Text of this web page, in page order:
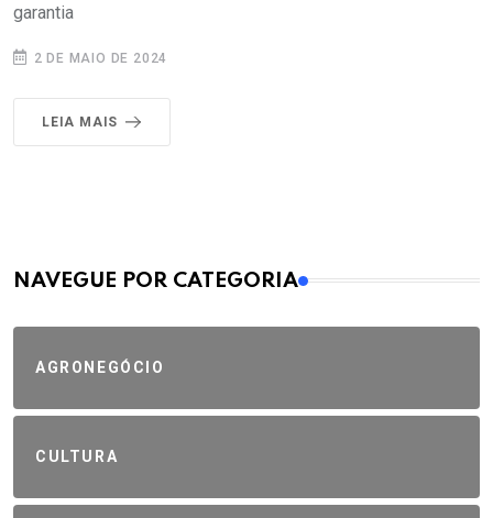
garantia
2 DE MAIO DE 2024
LEIA MAIS
MAIS VISTOS
NAVEGUE POR CATEGORIA
AGRONEGÓCIO
CULTURA